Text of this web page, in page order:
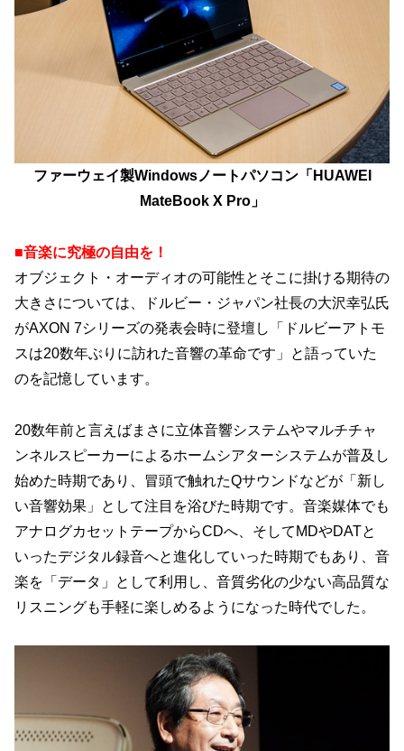
ファーウェイ製Windowsノートパソコン「HUAWEI
MateBook X Pro」
■音楽に究極の自由を！
オブジェクト・オーディオの可能性とそこに掛ける期待の
大きさについては、ドルビー・ジャパン社長の大沢幸弘氏
がAXON 7シリーズの発表会時に登壇し「ドルビーアトモ
スは20数年ぶりに訪れた音響の革命です」と語っていた
のを記憶しています。
20数年前と言えばまさに立体音響システムやマルチチャ
ンネルスピーカーによるホームシアターシステムが普及し
始めた時期であり、冒頭で触れたQサウンドなどが「新し
い音響効果」として注目を浴びた時期です。音楽媒体でも
アナログカセットテープからCDへ、そしてMDやDATと
いったデジタル録音へと進化していった時期でもあり、音
楽を「データ」として利用し、音質劣化の少ない高品質な
リスニングも手軽に楽しめるようになった時代でした。